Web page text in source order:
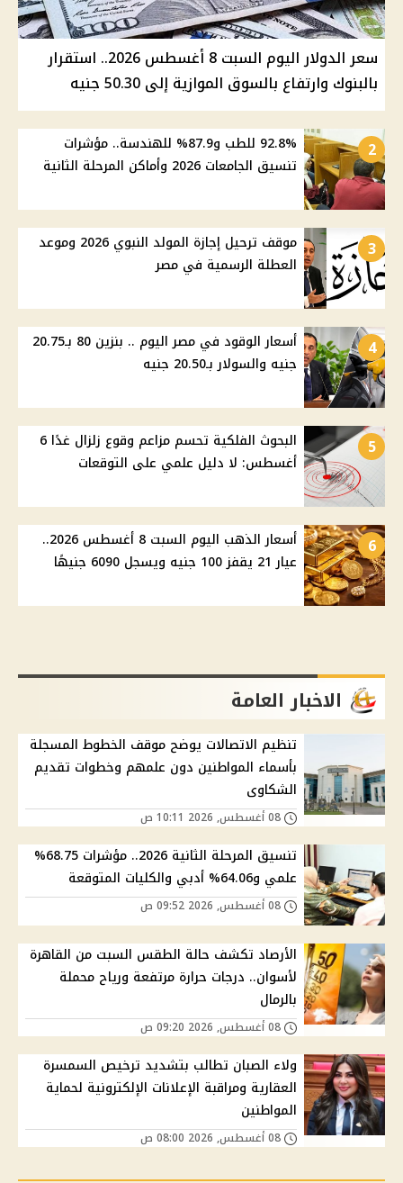
سعر الدولار اليوم السبت 8 أغسطس 2026.. استقرار
بالبنوك وارتفاع بالسوق الموازية إلى 50.30 جنيه
2
92.8% للطب و87.9% للهندسة.. مؤشرات
تنسيق الجامعات 2026 وأماكن المرحلة الثانية
3
موقف ترحيل إجازة المولد النبوي 2026 وموعد
العطلة الرسمية في مصر
4
أسعار الوقود في مصر اليوم .. بنزين 80 بـ20.75
جنيه والسولار بـ20.50 جنيه
5
البحوث الفلكية تحسم مزاعم وقوع زلزال غدًا 6
أغسطس: لا دليل علمي على التوقعات
6
أسعار الذهب اليوم السبت 8 أغسطس 2026..
عيار 21 يقفز 100 جنيه ويسجل 6090 جنيهًا
الاخبار العامة
تنظيم الاتصالات يوضح موقف الخطوط المسجلة
بأسماء المواطنين دون علمهم وخطوات تقديم
الشكاوى
تنسيق المرحلة الثانية 2026.. مؤشرات 68.75%
علمي و64.06% أدبي والكليات المتوقعة
الأرصاد تكشف حالة الطقس السبت من القاهرة
لأسوان.. درجات حرارة مرتفعة ورياح محملة
بالرمال
ولاء الصبان تطالب بتشديد ترخيص السمسرة
العقارية ومراقبة الإعلانات الإلكترونية لحماية
المواطنين